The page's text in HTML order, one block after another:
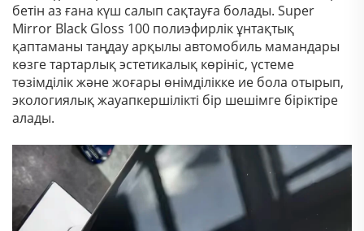
бетін аз ғана күш салып сақтауға болады. Super
Mirror Black Gloss 100 полиэфирлік ұнтақтық
қаптаманы таңдау арқылы автомобиль мамандары
көзге тартарлық эстетикалық көрініс, үстеме
төзімділік және жоғары өнімділікке ие бола отырып,
экологиялық жауапкершілікті бір шешімге біріктіре
алады.